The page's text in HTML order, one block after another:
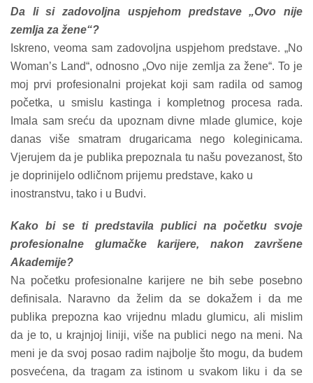
Da li si zadovoljna uspjehom predstave „Ovo nije
zemlja za žene“?
Iskreno, veoma sam zadovoljna uspjehom predstave. „No
Woman’s Land“, odnosno „Ovo nije zemlja za žene“. To je
moj prvi profesionalni projekat koji sam radila od samog
početka, u smislu kastinga i kompletnog procesa rada.
Imala sam sreću da upoznam divne mlade glumice, koje
danas više smatram drugaricama nego koleginicama.
Vjerujem da je publika prepoznala tu našu povezanost, što
je doprinijelo odličnom prijemu predstave, kako u
inostranstvu, tako i u Budvi.
Kako bi se ti predstavila publici na početku svoje
profesionalne glumačke karijere, nakon završene
Akademije?
Na početku profesionalne karijere ne bih sebe posebno
definisala. Naravno da želim da se dokažem i da me
publika prepozna kao vrijednu mladu glumicu, ali mislim
da je to, u krajnjoj liniji, više na publici nego na meni. Na
meni je da svoj posao radim najbolje što mogu, da budem
posvećena, da tragam za istinom u svakom liku i da se